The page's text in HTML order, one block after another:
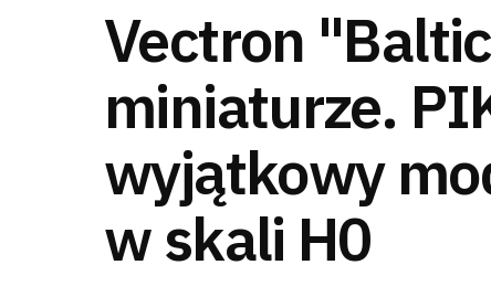
Vectron
miniaturze.
wyjątkowy
w skali H0